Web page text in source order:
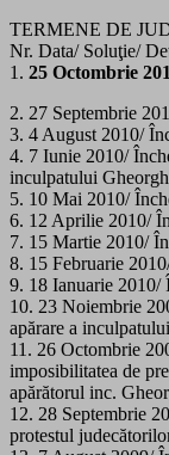
TERMENE DE
Nr. Data/ Soluţie/
1. 25 Octombrie
2. 27 Septembrie
3. 4 August 2010/
4. 7 Iunie 2010/
inculpatului
5. 10 Mai 2010/
6. 12 Aprilie 2010/
7. 15 Martie 2010/
8. 15 Februarie
9. 18 Ianuarie 2010/
10. 23 Noiembrie
apărare a
11. 26 Octombrie
imposibilitatea de
apărătorul inc.
12. 28 Septembrie
protestul